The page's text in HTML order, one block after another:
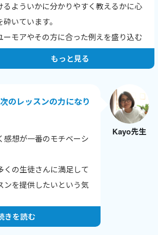
るよういかに分かりやすく教えるかに心
砕いています。
ーモアやその方に合った例えを盛り込む
もっと見る
Kayo先生
のレッスンの力になり
感想が一番のモチベーシ
くの生徒さんに満足して
ンを提供したいという気
きを読む